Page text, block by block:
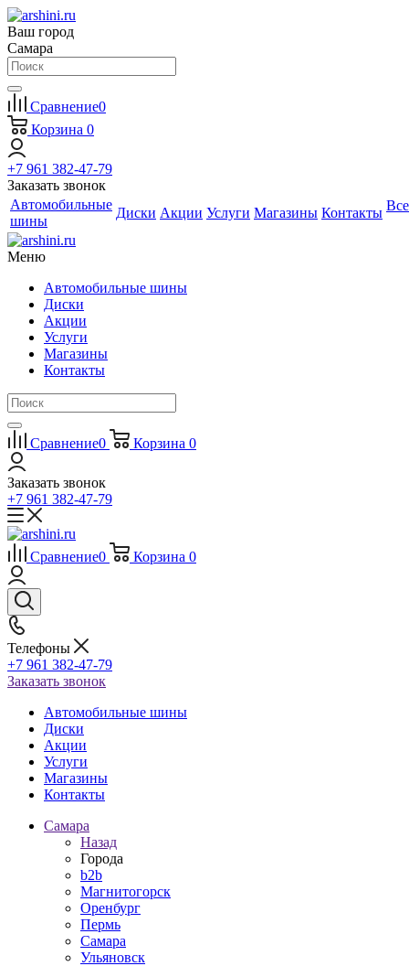
Ваш город
Самара
Сравнение0
Корзина 0
+7 961 382-47-79
Заказать звонок
Автомобильные
шины
Диски Акции Услуги Магазины Контакты Все
Меню
Автомобильные шины
Диски
Акции
Услуги
Магазины
Контакты
Сравнение0 Корзина 0
Заказать звонок
+7 961 382-47-79
Сравнение0 Корзина 0
Телефоны
+7 961 382-47-79
Заказать звонок
Автомобильные шины
Диски
Акции
Услуги
Магазины
Контакты
Самара
Назад
Города
b2b
Магнитогорск
Оренбург
Пермь
Самара
Ульяновск